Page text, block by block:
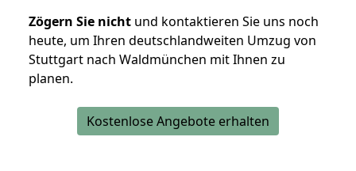
Zögern Sie nicht und kontaktieren Sie uns noch
heute, um Ihren deutschlandweiten Umzug von
Stuttgart nach Waldmünchen mit Ihnen zu
planen.
Kostenlose Angebote erhalten